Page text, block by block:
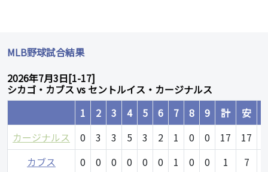
MLB野球試合結果
2026年7月3日[1-17]
シカゴ・カブス vs セントルイス・カージナルス
1
2 3 4 5 6 7 8 9 計 安
カージナルス
0 3 3 5 3 2 1 0 0 17 17
カブス
0 0 0 0 0 0 1 0 0 1 7